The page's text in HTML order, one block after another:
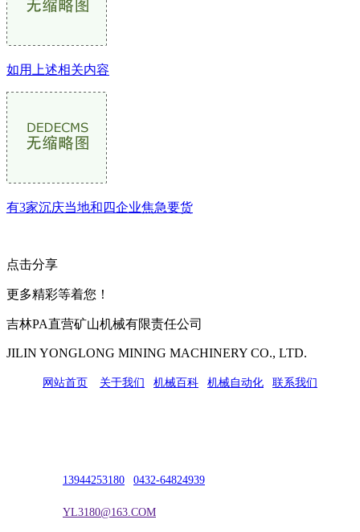
如用上述相关内容
有3家沉庆当地和四企业焦急要货
点击分享
更多精彩等着您！
吉林PA直营矿山机械有限责任公司
JILIN YONGLONG MINING MACHINERY CO., LTD.
网站首页 关于我们 机械百科 机械自动化 联系我们
13944253180 0432-64824939
YL3180@163.COM